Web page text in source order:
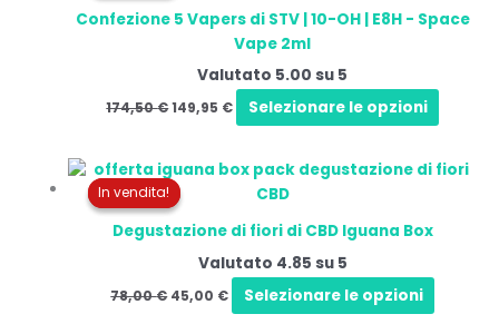
Confezione 5 Vapers di STV | 10-OH | E8H - Space
Vape 2ml
Valutato 5.00 su 5
174,50€
174,50 €.
149,95 €
149,95 €.
Selezionare le opzioni
In vendita!
In vendita!
Degustazione di fiori di CBD Iguana Box
Valutato 4.85 su 5
78,00€
Il
prezzo
originale
era:
78,00 €.
45,00 €
Il
prezzo
attuale
45,00 €.
Selezionare le opzioni